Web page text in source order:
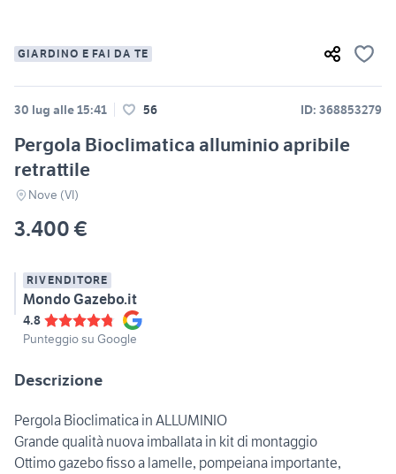
GIARDINO E FAI DA TE
30 lug alle 15:41 56 ID: 368853279
Pergola Bioclimatica alluminio apribile
retrattile
Nove (VI)
3.400 €
RIVENDITORE
Mondo Gazebo.it
4.8
Punteggio su Google
Descrizione
Pergola Bioclimatica in ALLUMINIO
Grande qualità nuova imballata in kit di montaggio
Ottimo gazebo fisso a lamelle, pompeiana importante,